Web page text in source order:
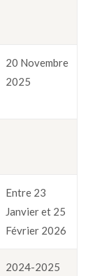
20 Novembre
2025
Entre 23
Janvier et 25
Février 2026
2024-2025